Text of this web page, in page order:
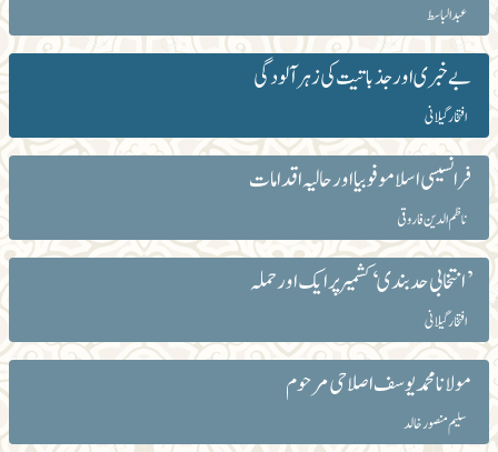
عبدالباسط
بے خبری اور جذباتیت کی زہرآلودگی
افتخار گیلانی
فرانسیسی اسلاموفوبیا اور حالیہ اقدامات
ناظم الدین فاروقی
’انتخابی حد بندی‘کشمیر پر ایک اور حملہ
افتخار گیلانی
مولانا محمد یوسف اصلاحی مرحوم
سلیم منصور خالد